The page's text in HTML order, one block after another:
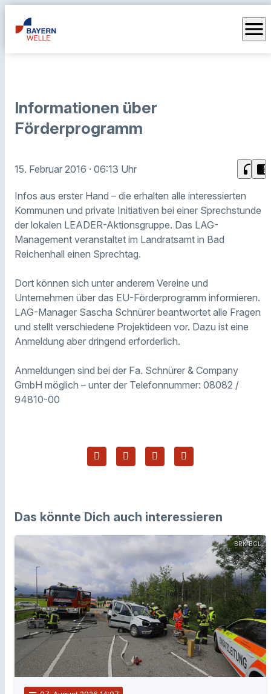
menu
Informationen über
Förderprogramm
15. Februar 2016 · 06:13 Uhr headphones chrome_reader_mode
Infos aus erster Hand – die erhalten alle interessierten
Kommunen und private Initiativen bei einer Sprechstunde
der lokalen LEADER-Aktionsgruppe. Das LAG-
Management veranstaltet im Landratsamt in Bad
Reichenhall einen Sprechtag.
Dort können sich unter anderem Vereine und
Unternehmen über das EU-Förderprogramm informieren.
LAG-Manager Sascha Schnürer beantwortet alle Fragen
und stellt verschiedene Projektideen vor. Dazu ist eine
Anmeldung aber dringend erforderlich.
Anmeldungen sind bei der Fa. Schnürer & Company
GmbH möglich – unter der Telefonnummer: 08082 /
94810-00
Das könnte Dich auch interessieren
BRK BGL